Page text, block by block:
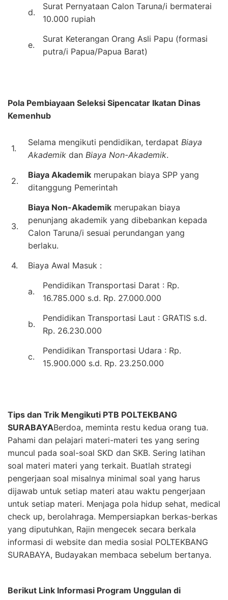
d.
Surat Pernyataan Calon Taruna/i bermaterai
10.000 rupiah
e.
Surat Keterangan Orang Asli Papu (formasi
putra/i Papua/Papua Barat)
Pola Pembiayaan Seleksi Sipencatar Ikatan Dinas
Kemenhub
1.
Selama mengikuti pendidikan, terdapat Biaya
Akademik dan Biaya Non-Akademik.
2.
Biaya Akademik merupakan biaya SPP yang
ditanggung Pemerintah
3.
Biaya Non-Akademik merupakan biaya
penunjang akademik yang dibebankan kepada
Calon Taruna/i sesuai perundangan yang
berlaku.
4.
Biaya Awal Masuk :
a.
Pendidikan Transportasi Darat : Rp.
16.785.000 s.d. Rp. 27.000.000
b.
Pendidikan Transportasi Laut : GRATIS s.d.
Rp. 26.230.000
c.
Pendidikan Transportasi Udara : Rp.
15.900.000 s.d. Rp. 23.250.000
Tips dan Trik Mengikuti PTB POLTEKBANG
SURABAYABerdoa, meminta restu kedua orang tua.
Pahami dan pelajari materi-materi tes yang sering
muncul pada soal-soal SKD dan SKB. Sering latihan
soal materi materi yang terkait. Buatlah strategi
pengerjaan soal misalnya minimal soal yang harus
dijawab untuk setiap materi atau waktu pengerjaan
untuk setiap materi. Menjaga pola hidup sehat, medical
check up, berolahraga. Mempersiapkan berkas-berkas
yang diputuhkan, Rajin mengecek secara berkala
informasi di website dan media sosial POLTEKBANG
SURABAYA, Budayakan membaca sebelum bertanya.
Berikut Link Informasi Program Unggulan di